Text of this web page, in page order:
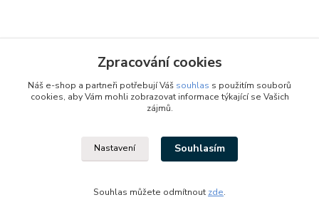
Vytvořeno na
Eshop-rychle.cz
Zpracování cookies
Náš e-shop a partneři potřebují Váš souhlas s použitím souborů
cookies, aby Vám mohli zobrazovat informace týkající se Vašich
zájmů.
Nastavení Souhlasím
Souhlas můžete odmítnout zde.